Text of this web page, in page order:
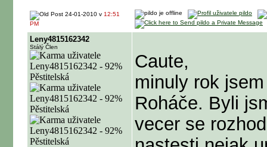
24-01-2010 v 12:51
PM
Leny4815162342
Stálý Člen
Caute,
minuly rok
Roháče. Byli
vecer se